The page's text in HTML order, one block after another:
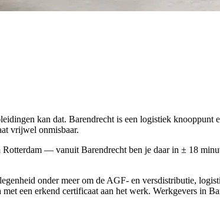
kan dat. Barendrecht is een logistiek knooppunt
vrijwel onmisbaar.
— vanuit Barendrecht ben je daar in ± 18
onder meer om de AGF- en versdistributie,
een erkend certificaat aan het werk. Werkgevers in